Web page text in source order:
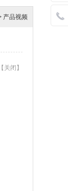
产品视频
【 关闭 】